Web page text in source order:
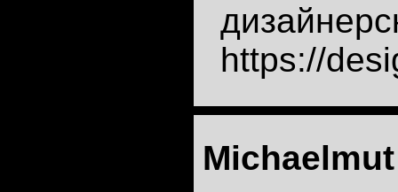
https://
Michaelmut